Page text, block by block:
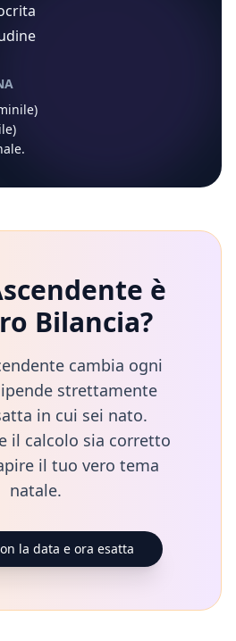
.
è
Bilancia?
cambia ogni
strettamente
in cui sei nato.
il calcolo sia corretto
il tuo vero tema
natale.
la data e ora esatta